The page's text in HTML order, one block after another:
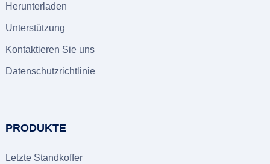
Herunterladen
Unterstützung
Kontaktieren Sie uns
Datenschutzrichtlinie
PRODUKTE
Letzte Standkoffer